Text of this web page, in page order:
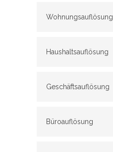
Wohnungsauflösung
Haushaltsauflösung
Geschäftsauflösung
Büroauflösung